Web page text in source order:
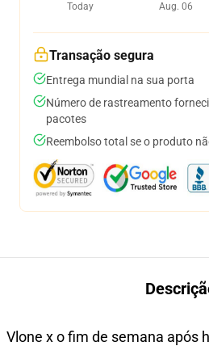
Today
Aug. 06
Transação segura
Entrega mundial na sua porta
Número de rastreamento
pacotes
Reembolso total se o produto
Vlone x o fim de semana após